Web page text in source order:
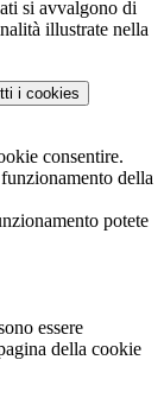
si avvalgono di
illustrate nella
i cookies
consentire.
della
potete
essere
della cookie